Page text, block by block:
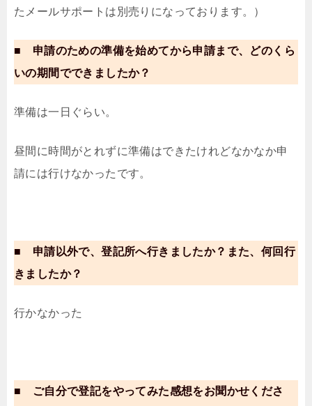
たメールサポートは別売りになっております。）
■ 申請のための準備を始めてから申請まで、どのくら
いの期間でできましたか？
準備は一日ぐらい。
昼間に時間がとれずに準備はできたけれどなかなか申
請には行けなかったです。
■ 申請以外で、登記所へ行きましたか？また、何回行
きましたか？
行かなかった
■ ご自分で登記をやってみた感想をお聞かせくださ